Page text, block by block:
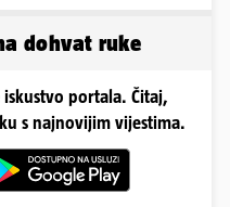
dohvat ruke
portala. Čitaj,
s najnovijim vijestima.